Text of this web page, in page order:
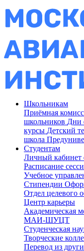
Школьникам
Приёмная
школьников Дни
курсы Детский
школа
Студентам
Личный кабинет
Расписание
Учебное
Стипендии
Отдел целевого
Центр карьеры
Академическая
МАИ-ШУЦТ
Студенческая
Творческие
Перевод из